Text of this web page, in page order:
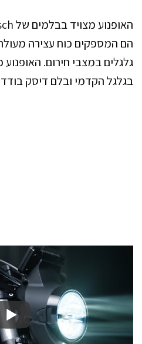
הם המספקים כוח עצירה
גלגלים במצבי חירום.
בגלגל הקדמי ובלם דיסק בודד